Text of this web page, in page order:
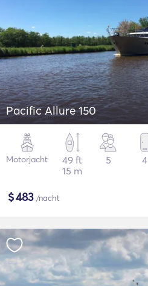
Pacific Allure 150
Motorjacht
49 ft
15 m
5 4
$483 /nacht